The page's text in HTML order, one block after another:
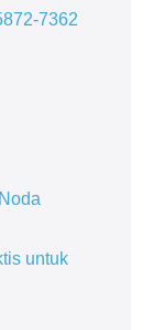
7362
untuk